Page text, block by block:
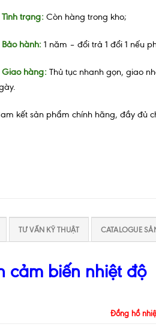
Tình trạng: Còn hàng trong kho;
Bảo hành: 1 năm – đổi trả 1 đổi 1 nếu
Giao hàng: Thủ tục nhanh gọn, giao
kết sản phẩm chính hãng, đầy đủ
TƯ VẤN KỸ THUẬT CATALOGUE
cảm biến nhiệt độ
Đồng hồ